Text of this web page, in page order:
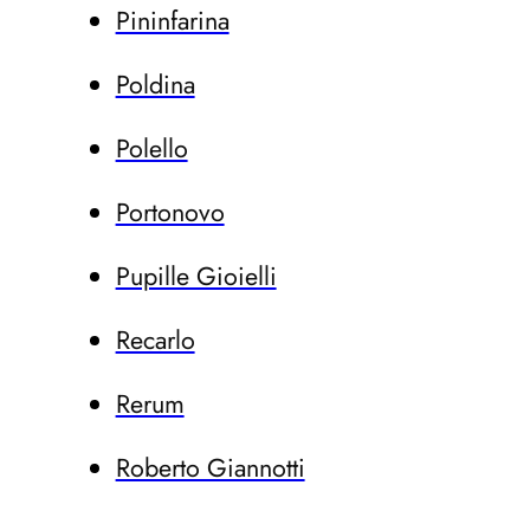
Pininfarina
Poldina
Polello
Portonovo
Pupille Gioielli
Recarlo
Rerum
Roberto Giannotti